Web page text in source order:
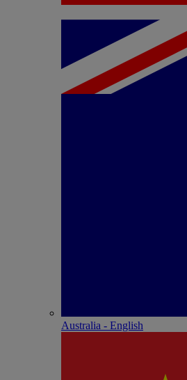
Australia - English